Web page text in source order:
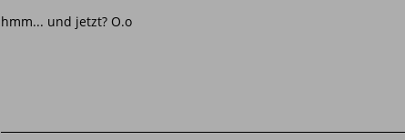
hmm... und jetzt? O.o